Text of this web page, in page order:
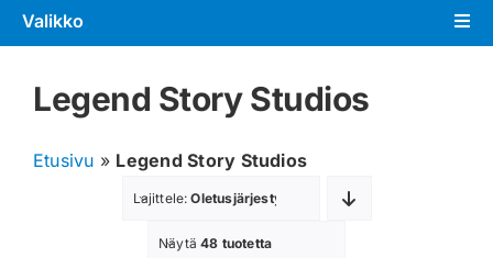
Valikko
Legend Story Studios
Etusivu » Legend Story Studios
Lajittele:Oletusjärjestys
Näytä48 tuotetta